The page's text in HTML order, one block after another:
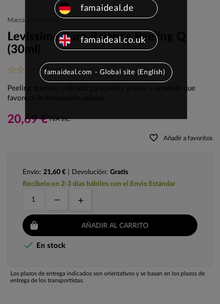
Marca: LEVISSIME
Levissime Pure Balance Peeling Q
(30ml)
(0)
Peeling químico indicado para pieles grasas o acnéicas que
favorece la renovación celular.
20,69 € IVA inc.
favorite_border Añadir a favoritos
Envío: 21,60 € | Devolución: Gratis
Recíbelo en 2-3 días hábiles con el Envío Estándar
AÑADIR AL CARRITO
 En stock
Los plazos de entrega indicados son orientativos y se basan en los plazos de
entrega de los transportistas.
famaideal.de
famaideal.co.uk
famaideal.com - Global site (English)